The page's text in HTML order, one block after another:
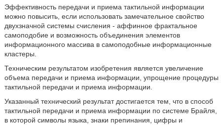
Эффективность передачи и приема тактильной информации
можно повысить, если использовать замечательное свойство
двухзначной системы счисления - аффинное фрактальное
самоподобие и возможность объединения элементов
информационного массива в самоподобные информационные
кластеры.
Техническим результатом изобретения является увеличение
объема передачи и приема информации, упрощение процедуры
тактильной передачи и приема информации.
Указанный технический результат достигается тем, что в способ
тактильной передачи и приема информации по системе Брайля,
в которой символы языка, знаки препинания, цифры и